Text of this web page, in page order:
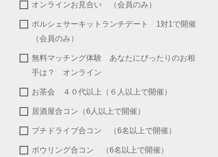
オンラインお見合い （会員のみ）
ポルシェサーキットランチデート 1対1で開催
（会員のみ）
無料マッチング体験 あなたにぴったりのお相
手は？ オンライン
お茶会 ４０代以上（６人以上で開催）
居酒屋合コン（6人以上で開催）
プチドライブ合コン （6名以上で開催）
ボウリング合コン （6名以上で開催）